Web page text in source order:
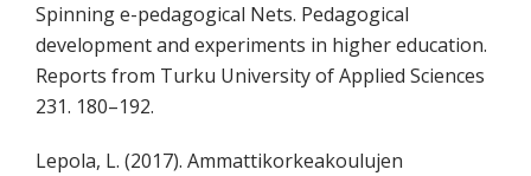
Spinning e-pedagogical Nets. Pedagogical
development and experiments in higher education.
Reports from Turku University of Applied Sciences
231. 180–192.
Lepola, L. (2017). Ammattikorkeakoulujen